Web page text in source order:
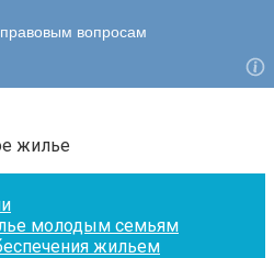
жилье
молодым семьям
жильем